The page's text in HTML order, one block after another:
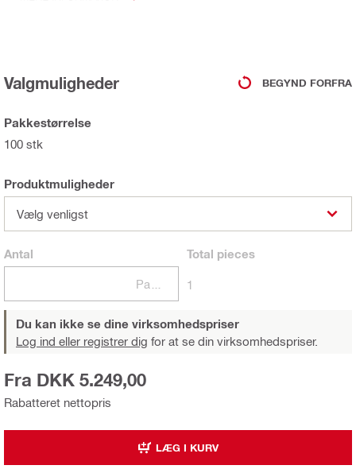
Valgmuligheder BEGYND FORFRA
Pakkestørrelse
100 stk
Produktmuligheder
Vælg venligst
Antal Total pieces
1
Du kan ikke se dine virksomhedspriser
Log ind eller registrer dig for at se din virksomhedspriser.
Rabatteret nettopris
Fra DKK 5.249,00
LÆG I KURV